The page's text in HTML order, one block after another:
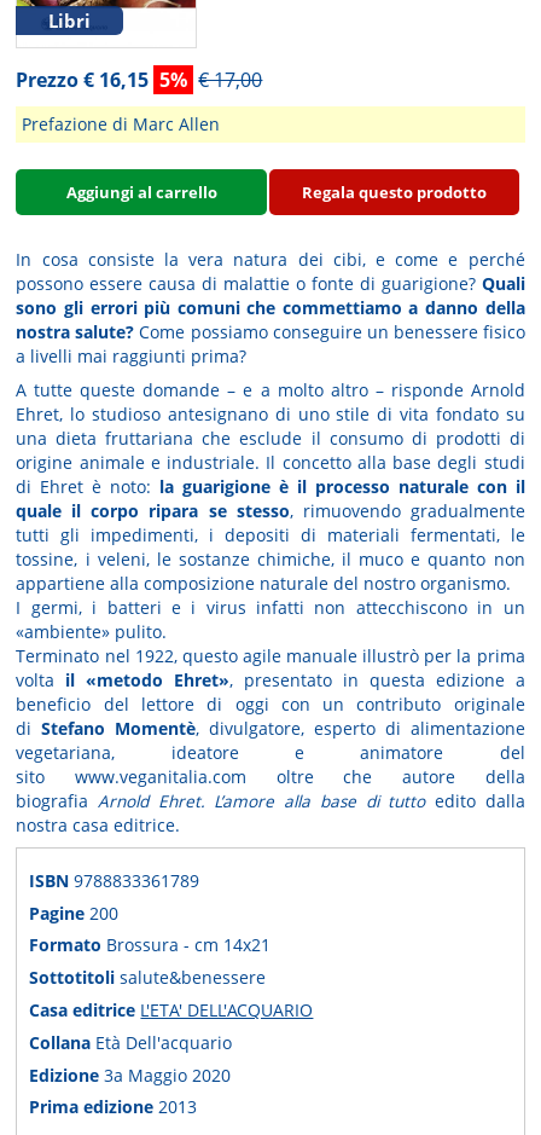
Libri
Prezzo € 16,15 5% € 17,00
Prefazione di Marc Allen
Aggiungi al carrello Regala questo prodotto
In cosa consiste la vera natura dei cibi, e come e perché
possono essere causa di malattie o fonte di guarigione? Quali
sono gli errori più comuni che commettiamo a danno della
nostra salute? Come possiamo conseguire un benessere fisico
a livelli mai raggiunti prima?
A tutte queste domande – e a molto altro – risponde Arnold
Ehret, lo studioso antesignano di uno stile di vita fondato su
una dieta fruttariana che esclude il consumo di prodotti di
origine animale e industriale. Il concetto alla base degli studi
di Ehret è noto: la guarigione è il processo naturale con il
quale il corpo ripara se stesso, rimuovendo gradualmente
tutti gli impedimenti, i depositi di materiali fermentati, le
tossine, i veleni, le sostanze chimiche, il muco e quanto non
appartiene alla composizione naturale del nostro organismo.
I germi, i batteri e i virus infatti non attecchiscono in un
«ambiente» pulito.
Terminato nel 1922, questo agile manuale illustrò per la prima
volta il «metodo Ehret», presentato in questa edizione a
beneficio del lettore di oggi con un contributo originale
diStefano Momentè, divulgatore, esperto di alimentazione
vegetariana, ideatore e animatore del
sito www.veganitalia.com oltre che autore della
biografiaArnold Ehret. L’amore alla base di tuttoedito dalla
nostra casa editrice.
ISBN9788833361789
Pagine 200
Formato Brossura - cm 14x21
Sottotitolisalute&benessere
Casa editrice L'ETA' DELL'ACQUARIO
Collana Età Dell'acquario
Edizione3a Maggio 2020
Prima edizione2013